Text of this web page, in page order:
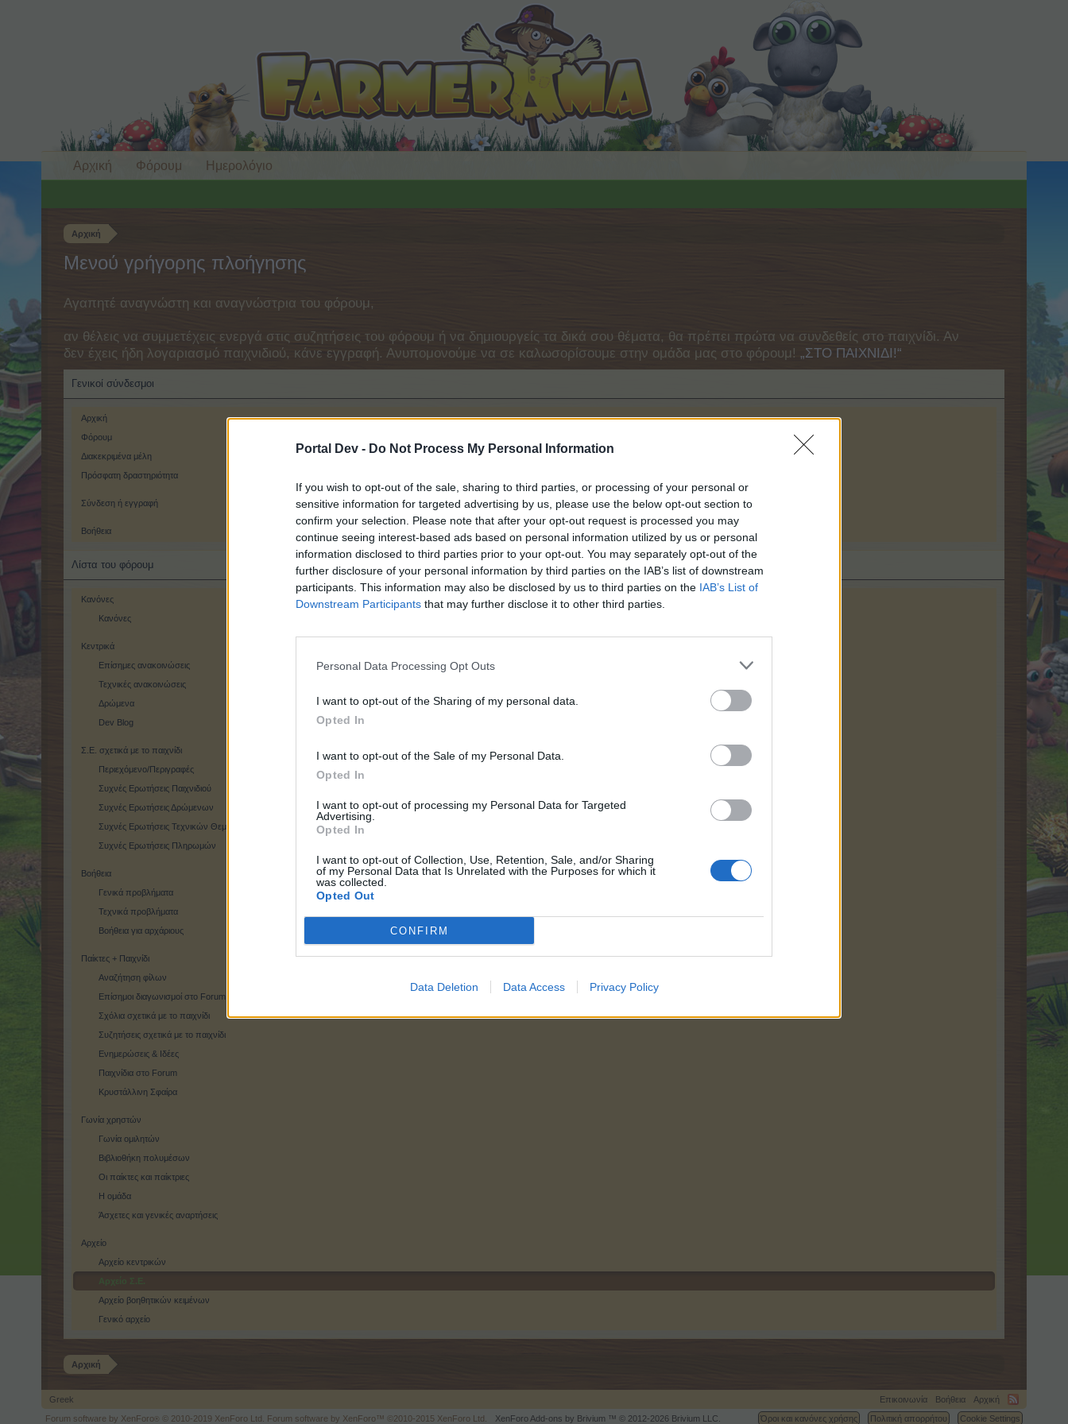
Portal Dev - Do Not Process My Personal Information
If you wish to opt-out of the sale, sharing to third parties, or processing of your personal or
sensitive information for targeted advertising by us, please use the below opt-out section to
confirm your selection. Please note that after your opt-out request is processed you may
continue seeing interest-based ads based on personal information utilized by us or personal
information disclosed to third parties prior to your opt-out. You may separately opt-out of the
further disclosure of your personal information by third parties on the IAB’s list of downstream
participants. This information may also be disclosed by us to third parties on the IAB’s List of
Downstream Participants that may further disclose it to other third parties.
Personal Data Processing Opt Outs
I want to opt-out of the Sharing of my personal data.
Opted In
I want to opt-out of the Sale of my Personal Data.
Opted In
I want to opt-out of processing my Personal Data for Targeted
Advertising.
Opted In
I want to opt-out of Collection, Use, Retention, Sale, and/or Sharing
of my Personal Data that Is Unrelated with the Purposes for which it
was collected.
Opted Out
CONFIRM
Data Deletion Data Access Privacy Policy
Αρχική
Μενού γρήγορης πλοήγησης
Αγαπητέ αναγνώστη και αναγνώστρια του φόρουμ,
αν θέλεις να συμμετέχεις ενεργά στις συζητήσεις του φόρουμ ή να δημιουργείς τα δικά σου θέματα, θα πρέπει πρώτα να συνδεθείς στο παιχνίδι. Αν
δεν έχεις ήδη λογαριασμό παιχνιδιού, κάνε εγγραφή. Ανυπομονούμε να σε καλωσορίσουμε στην ομάδα μας στο φόρουμ! „ΣΤΟ ΠΑΙΧΝΙΔΙ!“
Γενικοί σύνδεσμοι
Αρχική
Φόρουμ
Διακεκριμένα μέλη
Πρόσφατη δραστηριότητα
Σύνδεση ή εγγραφή
Βοήθεια
Λίστα του φόρουμ
Κανόνες
Κανόνες
Κεντρικά
Επίσημες ανακοινώσεις
Τεχνικές ανακοινώσεις
Δρώμενα
Dev Blog
Σ.Ε. σχετικά με το παιχνίδι
Περιεχόμενο/Περιγραφές
Συχνές Ερωτήσεις Παιχνιδιού
Συχνές Ερωτήσεις Δρώμενων
Συχνές Ερωτήσεις Τεχνικών Θεμάτων
Συχνές Ερωτήσεις Πληρωμών
Βοήθεια
Γενικά προβλήματα
Τεχνικά προβλήματα
Βοήθεια για αρχάριους
Παίκτες + Παιχνίδι
Αναζήτηση φίλων
Επίσημοι διαγωνισμοί στο Forum
Σχόλια σχετικά με το παιχνίδι
Συζητήσεις σχετικά με το παιχνίδι
Ενημερώσεις & Ιδέες
Παιχνίδια στο Forum
Κρυστάλλινη Σφαίρα
Γωνία χρηστών
Γωνία ομιλητών
Βιβλιοθήκη πολυμέσων
Οι παίκτες και παίκτριες
Η ομάδα
Άσχετες και γενικές αναρτήσεις
Αρχείο
Αρχείο κεντρικών
Αρχείο βοηθητικών κειμένων
Γενικό αρχείο
Αρχική
Αρχική Φόρουμ Ημερολόγιο
Greek Επικοινωνία Βοήθεια
Αρχική
Όροι και κανόνες χρήσης
Πολιτική απορρήτου Cookie Settings
Forum software by XenForo ® © 2010-2019 XenForo Ltd. Forum software by XenForo™ ©2010-2015 XenForo Ltd. XenForo Add-ons by Brivium ™ © 2012-2026 Brivium LLC.